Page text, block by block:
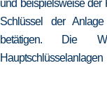
und beispielsweise der
Schlüssel der
betätigen. Die